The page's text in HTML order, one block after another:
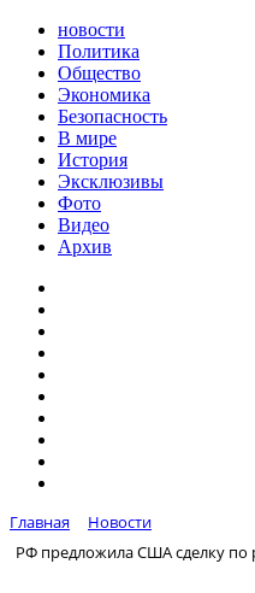
новости
Политика
Общество
Экономика
Безопасность
В мире
История
Эксклюзивы
Фото
Видео
Архив
Главная
Новости
РФ предложила США сделку по